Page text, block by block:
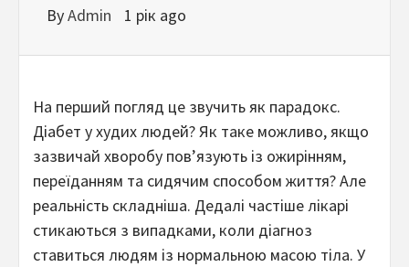
ByAdmin 1 рік ago
На перший погляд це звучить як парадокс.
Діабет у худих людей? Як таке можливо, якщо
зазвичай хворобу пов’язують із ожирінням,
переїданням та сидячим способом життя? Але
реальність складніша. Дедалі частіше лікарі
стикаються з випадками, коли діагноз
ставиться людям із нормальною масою тіла. У